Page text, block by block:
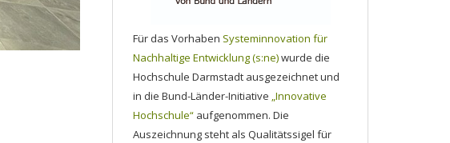
Für das Vorhaben Systeminnovation für
Nachhaltige Entwicklung (s:ne)wurde die
Hochschule Darmstadt ausgezeichnet und
in die Bund-Länder-Initiative „Innovative
Hochschule“ aufgenommen. Die
Auszeichnung steht als Qualitätssigel für